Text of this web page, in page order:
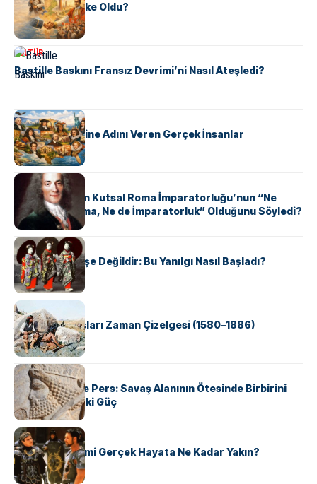
Tunus Nasıl Ülke Oldu?
KÜLTÜR
Bastille Baskını Fransız Devrimi’ni Nasıl Ateşledi?
KÜLTÜR
ABD Eyaletlerine Adını Veren Gerçek İnsanlar
KÜLTÜR
Voltaire Neden Kutsal Roma İmparatorluğu’nun “Ne
Kutsal, Ne Roma, Ne de İmparatorluk” Olduğunu Söyledi?
KÜLTÜR
Geyşalar Fahişe Değildir: Bu Yanılgı Nasıl Başladı?
KÜLTÜR
Apache Savaşları Zaman Çizelgesi (1580–1886)
KÜLTÜR
Antik Yunan ve Pers: Savaş Alanının Ötesinde Birbirini
Şekillendiren İki Güç
KÜLTÜR
‘Gladiator’ Filmi Gerçek Hayata Ne Kadar Yakın?